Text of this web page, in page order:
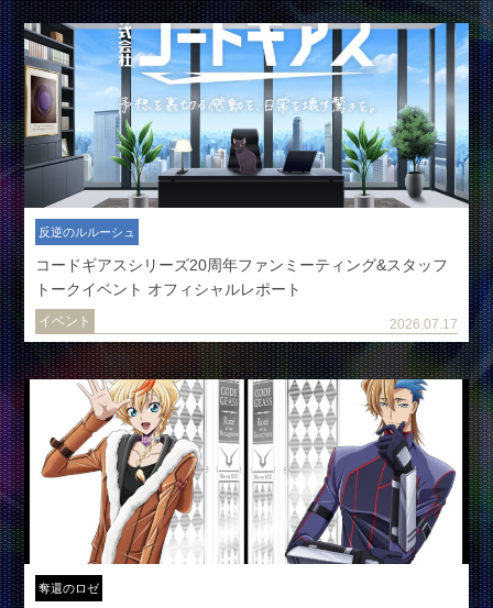
反逆のルルーシュ
コードギアスシリーズ20周年ファンミーティング&スタッフ
トークイベント オフィシャルレポート
イベント 2026.07.17
奪還のロゼ